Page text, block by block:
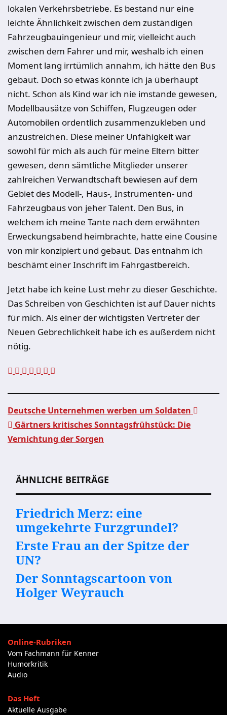
lokalen Verkehrsbetriebe. Es bestand nur eine
leichte Ähnlichkeit zwischen dem zuständigen
Fahrzeugbauingenieur und mir, vielleicht auch
zwischen dem Fahrer und mir, weshalb ich einen
Moment lang irrtümlich annahm, ich hätte den Bus
gebaut. Doch so etwas könnte ich ja überhaupt
nicht. Schon als Kind war ich nie imstande gewesen,
Modellbausätze von Schiffen, Flugzeugen oder
Automobilen ordentlich zusammenzukleben und
anzustreichen. Diese meiner Unfähigkeit war
sowohl für mich als auch für meine Eltern bitter
gewesen, denn sämtliche Mitglieder unserer
zahlreichen Verwandtschaft bewiesen auf dem
Gebiet des Modell-, Haus-, Instrumenten- und
Fahrzeugbaus von jeher Talent. Den Bus, in
welchem ich meine Tante nach dem erwähnten
Erweckungsabend heimbrachte, hatte eine Cousine
von mir konzipiert und gebaut. Das entnahm ich
beschämt einer Inschrift im Fahrgastbereich.
Jetzt habe ich keine Lust mehr zu dieser Geschichte.
Das Schreiben von Geschichten ist auf Dauer nichts
für mich. Als einer der wichtigsten Vertreter der
Neuen Gebrechlichkeit habe ich es außerdem nicht
nötig.
Beitragsnavigation
Deutsche Unternehmen werben um Soldaten
Gärtners kritisches Sonntagsfrühstück: Die
Vernichtung der Sorgen
ÄHNLICHE BEITRÄGE
Friedrich Merz: eine
umgekehrte Furzgrundel?
Erste Frau an der Spitze der
UN?
Der Sonntagscartoon von
Holger Weyrauch
Online-Rubriken
Vom Fachmann für Kenner
Humorkritik
Audio
Das Heft
Aktuelle Ausgabe